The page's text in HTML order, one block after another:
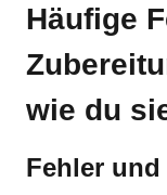
Häufige
wie du
Fehler